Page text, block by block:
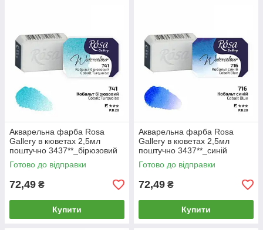
Акварельна фарба Rosa
Gallery в кюветах 2,5мл
поштучно 3437**_бірюзовий
кобальт (741)
Готово до відправки
72,49 ₴
Купити
Акварельна фарба Rosa
Gallery в кюветах 2,5мл
поштучно 3437**_синій
кобальт (716)
Готово до відправки
72,49 ₴
Купити